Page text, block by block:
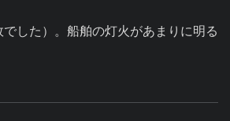
した）。船舶の灯火があまりに明る